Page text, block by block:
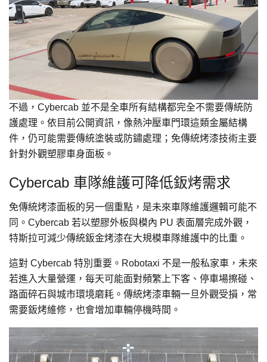
不過，Cybercab 並不是全車所有結構都完全不需要傳統防
護處理。依目前公開資訊，像熱沖壓車門環這類金屬結構
件，仍可能需要傳統塗裝或防鏽處理；免傳統烤漆技術主要
針對外觀塑膠車身面板。
Cybercab 車隊維護可降低鈑烤需求
免傳統烤漆面板的另一個重點，是未來車隊維護邏輯可能不
同。Cybercab 若以塑膠外板與模內 PU 表面層完成外觀，
特斯拉可減少傳統鈑金烤漆在大規模車隊維護中的比重。
這對 Cybercab 特別重要。Robotaxi 不是一般私家車，未來
若進入大量營運，每天可能面對頻繁上下客、停車場擦碰、
路面碎石與城市環境磨耗。傳統烤漆車輛一旦外觀受損，常
需要鈑烤維修，也會增加車輛停機時間。